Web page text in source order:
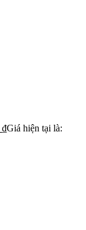
₫Giá hiện tại là: